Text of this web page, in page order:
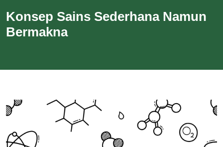
Konsep Sains Sederhana Namun
Bermakna